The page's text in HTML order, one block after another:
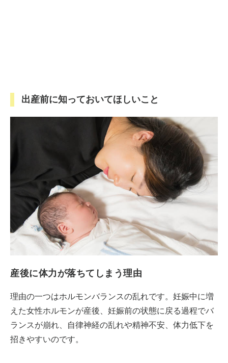
出産前に知っておいてほしいこと
産後に体力が落ちてしまう理由
理由の一つはホルモンバランスの乱れです。妊娠中に増
えた女性ホルモンが産後、妊娠前の状態に戻る過程でバ
ランスが崩れ、自律神経の乱れや精神不安、体力低下を
招きやすいのです。